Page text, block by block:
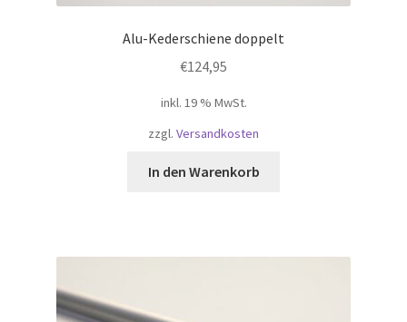
Alu-Kederschiene doppelt
€124,95
inkl. 19 % MwSt.
zzgl. Versandkosten
In den Warenkorb